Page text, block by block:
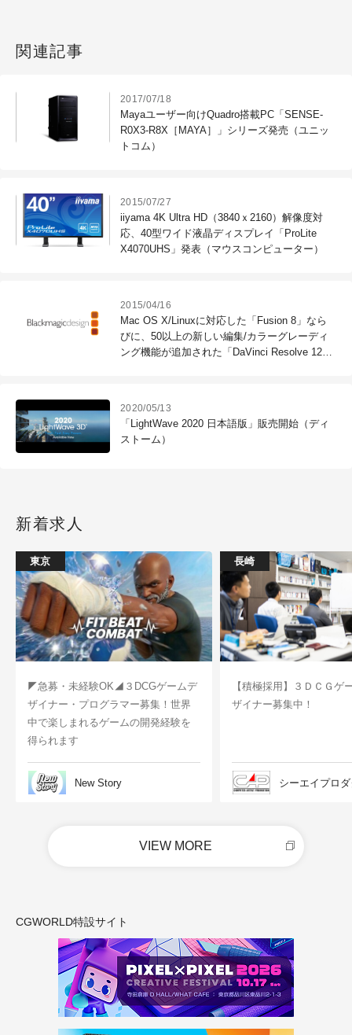
関連記事
2017/07/18
Mayaユーザー向けQuadro搭載PC「SENSE-
R0X3-R8X［MAYA］」シリーズ発売（ユニッ
トコム）
2015/07/27
iiyama 4K Ultra HD（3840ｘ2160）解像度対
応、40型ワイド液晶ディスプレイ「ProLite
X4070UHS」発表（マウスコンピューター）
2015/04/16
Mac OS X/Linuxに対応した「Fusion 8」なら
びに、50以上の新しい編集/カラーグレーディ
ング機能が追加された「DaVinci Resolve 12」
2020/05/13
「LightWave 2020 日本語版」販売開始（ディ
ストーム）
新着求人
東京
◤急募・未経験OK◢３DCGゲームデ
ザイナー・プログラマー募集！世界
中で楽しまれるゲームの開発経験を
得られます
New Story
長崎
【積極採用】３ＤＣＧゲ
ザイナー募集中！
シーエイプロ
VIEW MORE
CGWORLD特設サイト